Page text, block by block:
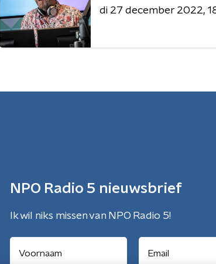
di 27 december 2022
NPO Radio 5 nieuwsbrief
Ik wil niks missen van NPO Radio 5!